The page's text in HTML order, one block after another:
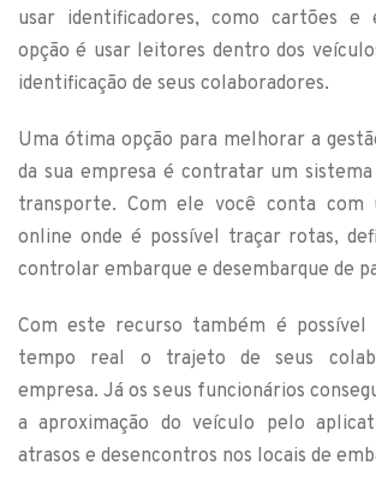
usar identificadores, como cartões e
opção é usar leitores dentro dos
identificação de seus colaboradores.
Uma ótima opção para melhorar a
da sua empresa é contratar um sistema
transporte. Com ele você conta com
online onde é possível traçar rotas,
controlar embarque e desembarque de
Com este recurso também é possível
tempo real o trajeto de seus
empresa. Já os seus funcionários
a aproximação do veículo pelo
atrasos e desencontros nos locais de